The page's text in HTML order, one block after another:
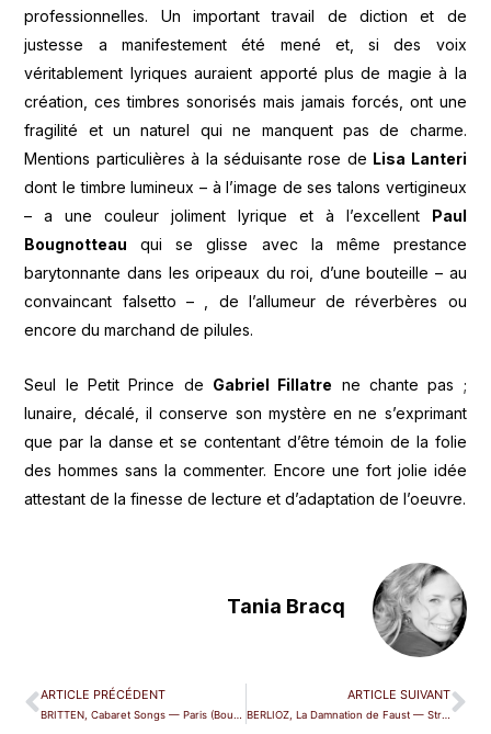
professionnelles. Un important travail de diction et de
justesse a manifestement été mené et, si des voix
véritablement lyriques auraient apporté plus de magie à la
création, ces timbres sonorisés mais jamais forcés, ont une
fragilité et un naturel qui ne manquent pas de charme.
Mentions particulières à la séduisante rose de Lisa Lanteri
dont le timbre lumineux – à l’image de ses talons vertigineux
– a une couleur joliment lyrique et à l’excellent Paul
Bougnotteau qui se glisse avec la même prestance
barytonnante dans les oripeaux du roi, d’une bouteille – au
convaincant falsetto – , de l’allumeur de réverbères ou
encore du marchand de pilules.
Seul le Petit Prince de Gabriel Fillatre ne chante pas ;
lunaire, décalé, il conserve son mystère en ne s’exprimant
que par la danse et se contentant d’être témoin de la folie
des hommes sans la commenter. Encore une fort jolie idée
attestant de la finesse de lecture et d’adaptation de l’oeuvre.
Tania Bracq
ARTICLE PRÉCÉDENT ARTICLE SUIVANT
BERLIOZ, La Damnation de Faust — Strasbourg